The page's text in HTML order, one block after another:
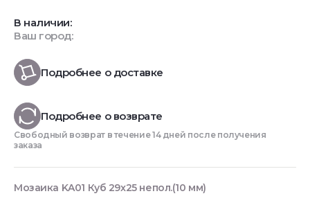
В наличии:
Ваш город:
Подробнее о доставке
Подробнее о возврате
Свободный возврат в течение 14 дней после получения
заказа
Мозаика KA01 Куб 29x25 непол.(10 мм)